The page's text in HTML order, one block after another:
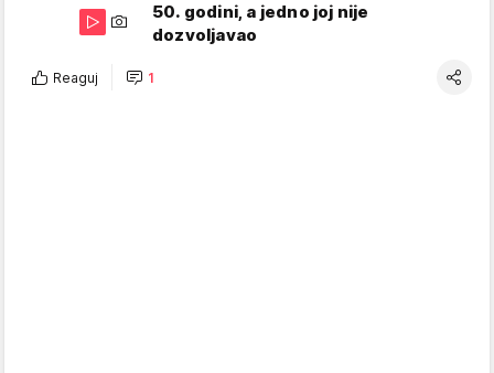
50. godini, a jedno joj nije
dozvoljavao
Reaguj 1